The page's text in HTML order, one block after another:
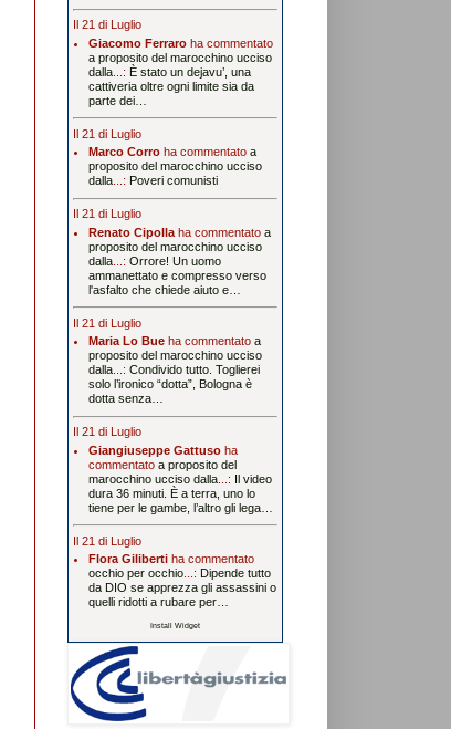
Il 21 di Luglio
Giacomo Ferraroha commentato
a proposito del marocchino ucciso
dalla...: È stato un dejavu’, una
cattiveria oltre ogni limite sia da
parte dei…
Il 21 di Luglio
Marco Corroha commentato a
proposito del marocchino ucciso
dalla...: Poveri comunisti
Il 21 di Luglio
Renato Cipollaha commentato a
proposito del marocchino ucciso
dalla...: Orrore! Un uomo
ammanettato e compresso verso
l'asfalto che chiede aiuto e…
Il 21 di Luglio
Maria Lo Bueha commentato a
proposito del marocchino ucciso
dalla...: Condivido tutto. Toglierei
solo l’ironico “dotta”, Bologna è
dotta senza…
Il 21 di Luglio
Giangiuseppe Gattusoha
commentato a proposito del
marocchino ucciso dalla...: Il video
dura 36 minuti. È a terra, uno lo
tiene per le gambe, l’altro gli lega…
Il 21 di Luglio
Flora Gilibertiha commentato
occhio per occhio...: Dipende tutto
da DIO se apprezza gli assassini o
quelli ridotti a rubare per…
Install Widget